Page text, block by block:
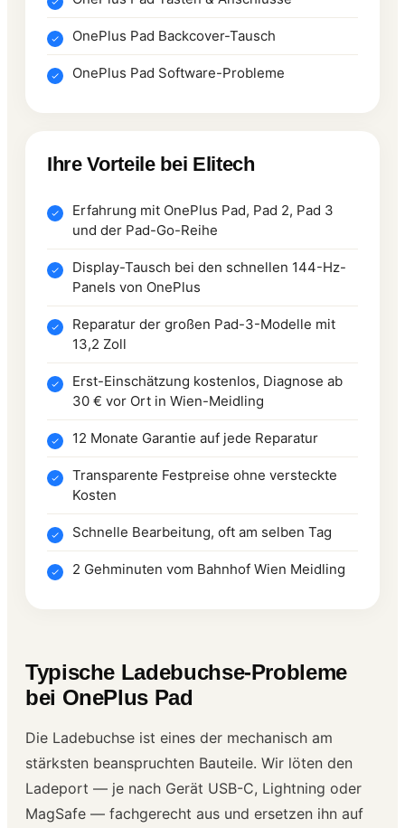
OnePlus Pad Backcover-Tausch
OnePlus Pad Software-Probleme
Ihre Vorteile bei Elitech
Erfahrung mit OnePlus Pad, Pad 2, Pad 3
und der Pad-Go-Reihe
Display-Tausch bei den schnellen 144-Hz-
Panels von OnePlus
Reparatur der großen Pad-3-Modelle mit
13,2 Zoll
Erst-Einschätzung kostenlos, Diagnose ab
30 € vor Ort in Wien-Meidling
12 Monate Garantie auf jede Reparatur
Transparente Festpreise ohne versteckte
Kosten
Schnelle Bearbeitung, oft am selben Tag
2 Gehminuten vom Bahnhof Wien Meidling
Typische Ladebuchse-Probleme
bei OnePlus Pad
Die Ladebuchse ist eines der mechanisch am
stärksten beanspruchten Bauteile. Wir löten den
Ladeport — je nach Gerät USB-C, Lightning oder
MagSafe — fachgerecht aus und ersetzen ihn auf